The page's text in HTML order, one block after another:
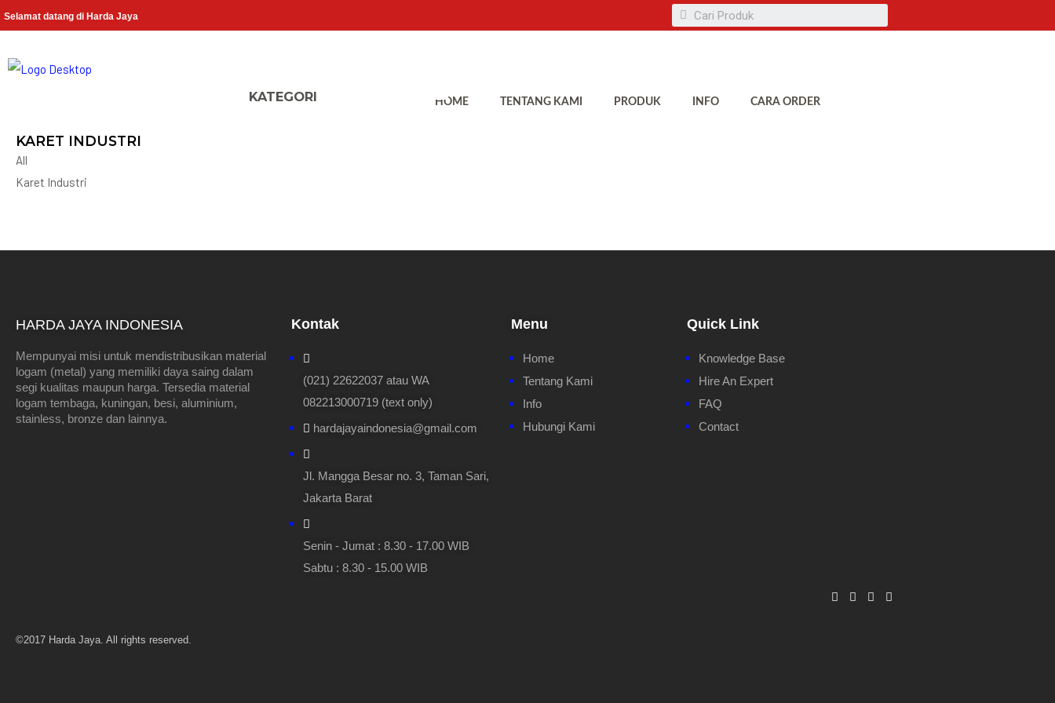
Selamat datang di Harda Jaya
HOME TENTANG KAMI PRODUK INFO CARA ORDER
KARET INDUSTRI
All
Karet Industri
HARDA JAYA INDONESIA
Mempunyai misi untuk mendistribusikan material
logam (metal) yang memiliki daya saing dalam
segi kualitas maupun harga. Tersedia material
logam tembaga, kuningan, besi, aluminium,
stainless, bronze dan lainnya.
Kontak
(021) 22622037 atau WA
082213000719 (text only)
hardajayaindonesia@gmail.com
Jl. Mangga Besar no. 3, Taman Sari,
Jakarta Barat
Senin - Jumat : 8.30 - 17.00 WIB
Sabtu : 8.30 - 15.00 WIB
Menu
Home
Tentang Kami
Info
Hubungi Kami
Quick Link
Knowledge Base
Hire An Expert
FAQ
Contact
©2017 Harda Jaya. All rights reserved.